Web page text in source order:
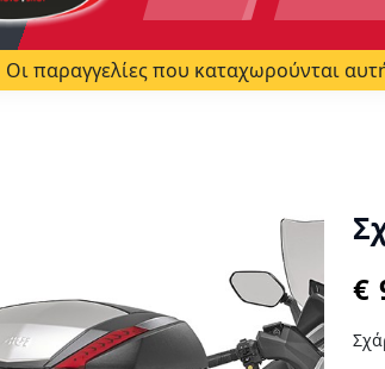
Οι παραγγελίες που καταχωρούνται
€